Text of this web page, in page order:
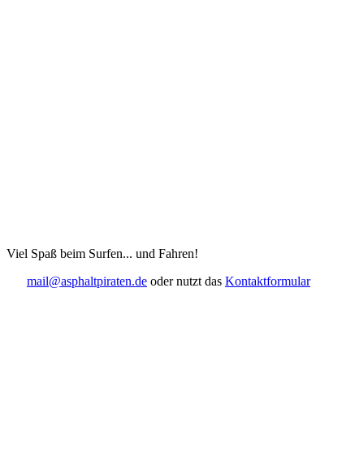
Viel Spaß beim Surfen... und Fahren!
mail@asphaltpiraten.de oder nutzt das Kontaktformular